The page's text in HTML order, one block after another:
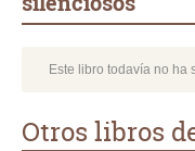
Este libro todavía no ha
Otros libros